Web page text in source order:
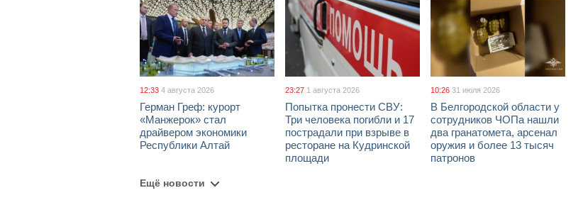
12:33 4 августа 2026
Герман Греф: курорт
«Манжерок» стал
драйвером экономики
Республики Алтай
23:27 1 августа 2026
Попытка пронести СВУ:
Три человека погибли и 17
пострадали при взрыве в
ресторане на Кудринской
площади
10:26 31 июля 2026
В Белгородской области у
сотрудников ЧОПа нашли
два гранатомета, арсенал
оружия и более 13 тысяч
патронов
Ещё новости